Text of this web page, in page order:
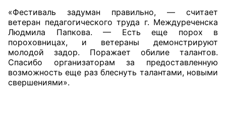
УСТАВ ГКУ “АППАРАТ ОП КО”
Доходы руководителя за 2024 г.
«Фестиваль задуман правильно, — считает
ветеран педагогического труда г. Междуреченска
Людмила Папкова. — Есть еще порох в
пороховницах, и ветераны демонстрируют
молодой задор. Поражает обилие талантов.
Спасибо организаторам за предоставленную
возможность еще раз блеснуть талантами, новыми
свершениями».